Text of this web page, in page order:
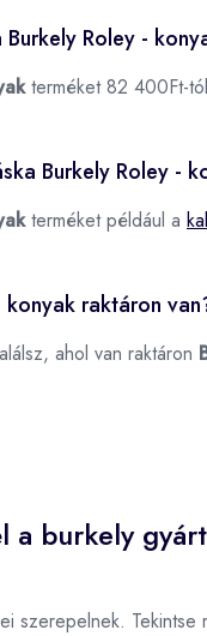
Roley -
terméket 82 400Ft-
Burkely Roley -
terméket például a
konyak raktáron
ahol van raktáron
a burkely
szerepelnek. Tekintse